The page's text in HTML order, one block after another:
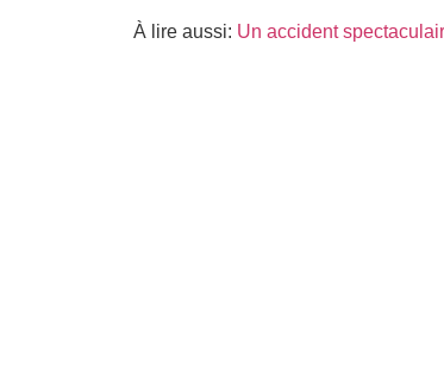
À lire aussi: Un accident